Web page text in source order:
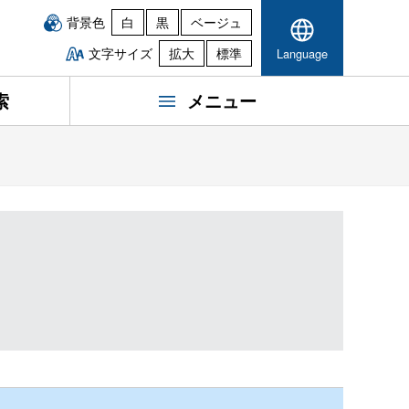
背景色 白 黒
ベージュ
文字サイズ
拡大 標準 Language
メニュー